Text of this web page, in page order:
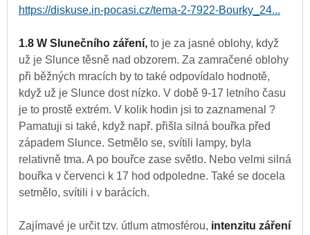
https://diskuse.in-pocasi.cz/tema-2-7922-Bourky_24...
1.8 W Slunečního záření, to je za jasné oblohy, když
už je Slunce těsně nad obzorem. Za zamračené oblohy
při běžných mracích by to také odpovídalo hodnotě,
když už je Slunce dost nízko. V době 9-17 letního času
je to prostě extrém. V kolik hodin jsi to zaznamenal ?
Pamatuji si také, když např. přišla silná bouřka před
západem Slunce. Setmělo se, svítili lampy, byla
relativně tma. A po bouřce zase světlo. Nebo velmi silná
bouřka v červenci k 17 hod odpoledne. Také se docela
setmělo, svítili i v barácích.
Zajímavé je určit tzv. útlum atmosférou, intenzitu záření